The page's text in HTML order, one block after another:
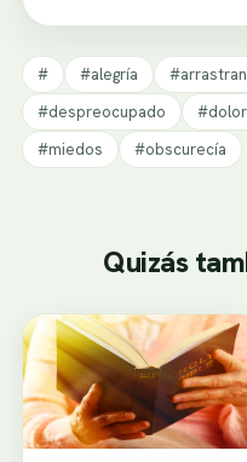
# #alegría
#despreocupado
#miedos
#obscurecía
Quizás